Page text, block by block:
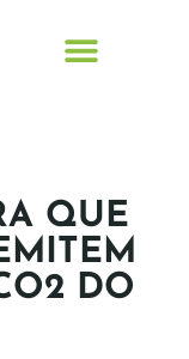
QUE
DO